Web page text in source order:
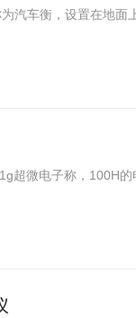
汽车衡，设置在地面
超微电子称，100H